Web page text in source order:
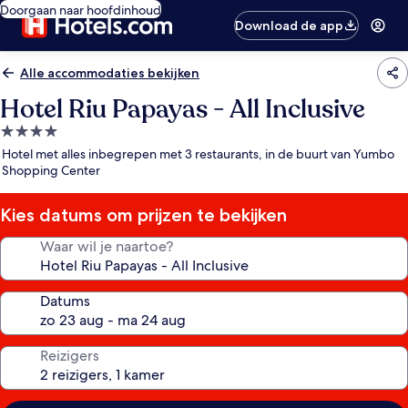
Doorgaan naar hoofdinhoud
Download de app
Alle accommodaties bekijken
Hotel Riu Papayas - All Inclusive
4.0-
sterrenaccommodatie
Hotel met alles inbegrepen met 3 restaurants, in de buurt van Yumbo
Shopping Center
Kies datums om prijzen te bekijken
Waar wil je naartoe?
Datums
Reizigers